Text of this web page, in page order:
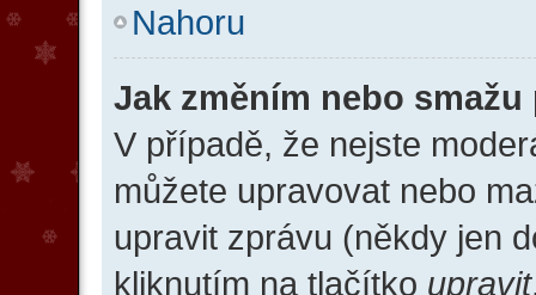
Nahoru
Jak změním nebo
V případě, že nejste
můžete upravovat nebo
upravit zprávu (někdy jen
kliknutím na tlačítko upravit